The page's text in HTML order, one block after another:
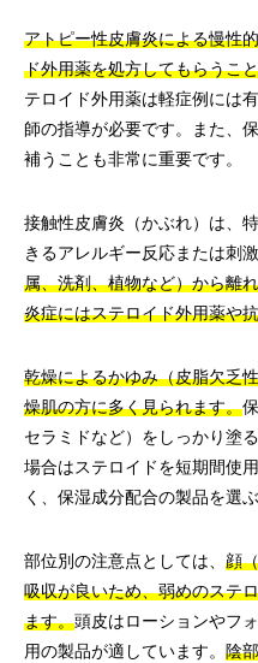
アトピー性皮膚炎による慢性
ド外用薬を処方してもらうこ
テロイド外用薬は軽症例には
師の指導が必要です。また、
補うことも非常に重要です。
接触性皮膚炎（かぶれ）は、
きるアレルギー反応または刺激
属、洗剤、植物など）から離
炎症にはステロイド外用薬や
乾燥によるかゆみ（皮脂欠乏
燥肌の方に多く見られます。
セラミドなど）をしっかり塗
場合はステロイドを短期間使
く、保湿成分配合の製品を選
部位別の注意点としては、 顔
吸収が良いため、弱めのステ
ます。頭皮はローションやフ
用の製品が適しています。 陰